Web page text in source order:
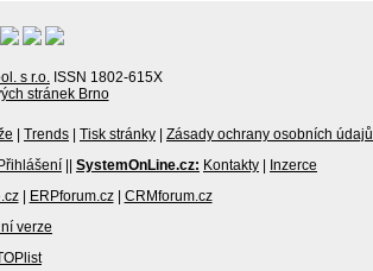
s r.o. ISSN 1802-615X
stránek Brno
| Trends | Tisk stránky | Zásady ochrany osobních údajů
|| SystemOnLine.cz: Kontakty | Inzerce
| ERPforum.cz | CRMforum.cz
verze